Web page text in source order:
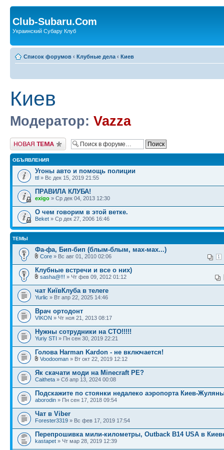
Club-Subaru.Com
Украинский Субару Клуб
Список форумов ‹ Клубные дела ‹ Киев
Киев
Модератор: Vazza
Новая тема
ОБЪЯВЛЕНИЯ
Угоны авто и помощь полиции
ttl » Вс дек 15, 2019 21:55
ПРАВИЛА КЛУБА!
exigo » Ср дек 04, 2013 12:30
О чем говорим в этой ветке.
Beket » Ср дек 27, 2006 16:46
ТЕМЫ
Фа-фа, Бип-бип (блым-блым, мах-мах...)
1
Core » Вс авг 01, 2010 02:06
Клубные встречи и все о них)
sasha@!!! » Чт фев 09, 2012 01:12
чат КиївКлуба в телеге
Yurlic » Вт апр 22, 2025 14:46
Врач ортодонт
VIKON » Чт ноя 21, 2013 08:17
Нужны сотрудники на СТО!!!!!
Yuriy STI » Пн сен 30, 2019 22:21
Голова Harman Kardon - не включается!
Voodooman » Вт окт 22, 2019 12:12
Як скачати моди на Minecraft PE?
Caitheta » Сб апр 13, 2024 00:08
Подскажите по стоянки недалеко аэропорта Киев-
aborodin » Пн сен 17, 2018 09:54
Чат в Viber
Forester3319 » Вс фев 17, 2019 17:54
Перепрошивка мили-километры, Outback B14 USA в
kastapet » Чт мар 28, 2019 12:39